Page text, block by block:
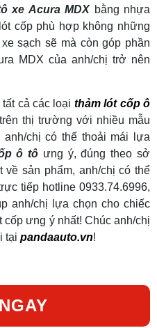
xe Acura MDXbằng nhựa
cốp phù hợp không những
sạch sẽ mà còn góp phần
MDX của anh/chị trở nên
cả các loại thảm lót cốp ô
thị trường với nhiều mẫu
chị có thể thoải mái lựa
ô tô ưng ý, đúng theo sở
sản phẩm, anh/chị có thể
tiếp hotline 0933.74.6996,
anh/chị lựa chọn cho chiếc
cốp ưng ý nhất! Chúc anh/chị
tại pandaauto.vn!